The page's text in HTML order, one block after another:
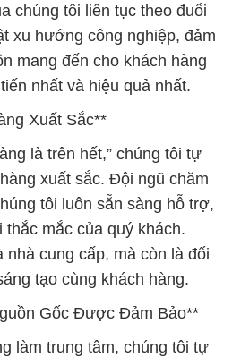
chúng tôi liên tục theo đuổi
xu hướng công nghiệp, đảm
mang đến cho khách hàng
nhất và hiệu quả nhất.
Xuất Sắc**
là trên hết,” chúng tôi tự
xuất sắc. Đội ngũ chăm
tôi luôn sẵn sàng hỗ trợ,
mắc của quý khách.
nhà cung cấp, mà còn là đối
tạo cùng khách hàng.
Gốc Được Đảm Bảo**
làm trung tâm, chúng tôi tự